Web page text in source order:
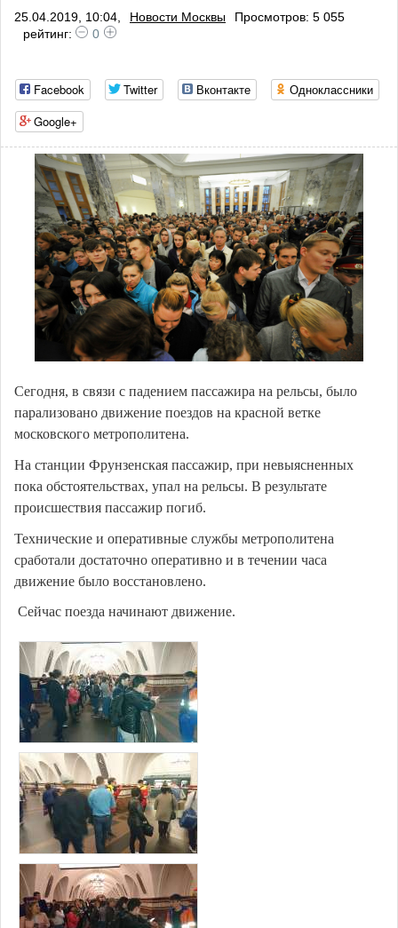
25.04.2019, 10:04, Новости Москвы
Просмотров: 5 055
рейтинг:
0
Facebook Twitter Вконтакте
Одноклассники
Google+
Сегодня, в связи с падением пассажира на рельсы, было
парализовано движение поездов на красной ветке
московского метрополитена.
На станции Фрунзенская пассажир, при невыясненных
пока обстоятельствах, упал на рельсы. В результате
происшествия пассажир погиб.
Технические и оперативные службы метрополитена
сработали достаточно оперативно и в течении часа
движение было восстановлено.
Сейчас поезда начинают движение.